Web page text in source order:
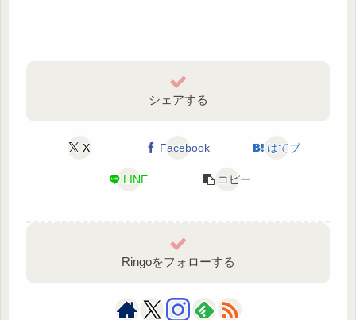
シェアする
X Facebook はてブ
LINE コピー
Ringoをフォローする